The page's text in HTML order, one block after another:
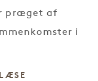
præget af
i